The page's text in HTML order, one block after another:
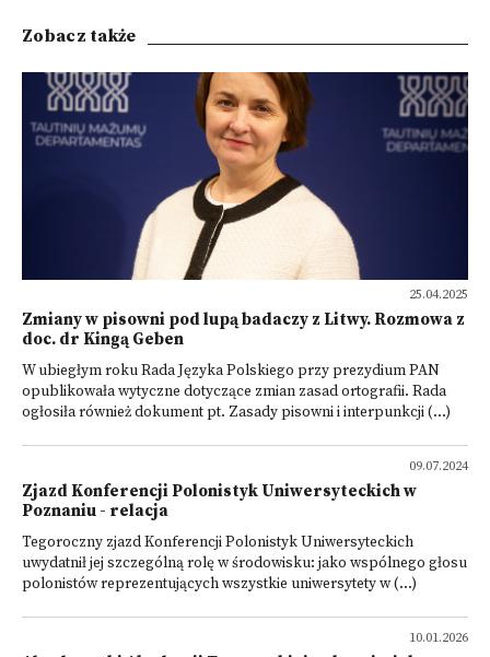
Zobacz także
25.04.2025
Zmiany w pisowni pod lupą badaczy z Litwy. Rozmowa z
doc. dr Kingą Geben
W ubiegłym roku Rada Języka Polskiego przy prezydium PAN
opublikowała wytyczne dotyczące zmian zasad ortografii. Rada
ogłosiła również dokument pt. Zasady pisowni i interpunkcji (...)
09.07.2024
Zjazd Konferencji Polonistyk Uniwersyteckich w
Poznaniu - relacja
Tegoroczny zjazd Konferencji Polonistyk Uniwersyteckich
uwydatnił jej szczególną rolę w środowisku: jako wspólnego głosu
polonistów reprezentujących wszystkie uniwersytety w (...)
10.01.2026